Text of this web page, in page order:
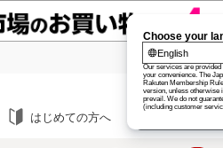
はじめての方へ